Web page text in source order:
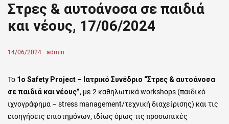
Στρες & αυτοάνοσα σε παιδιά
και νέους, 17/06/2024
Posted
14/06/2024 Author
admin
Το 1ο Safety Project – Ιατρικό Συνέδριο “Στρες & αυτοάνοσα
σε παιδιά και νέους”, με 2 καθηλωτικά workshops (παιδικό
ιχνογράφημα – stress management/τεχνική διαχείρισης) και τις
εισηγήσεις επιστημόνων, ιδίως όμως τις προσωπικές